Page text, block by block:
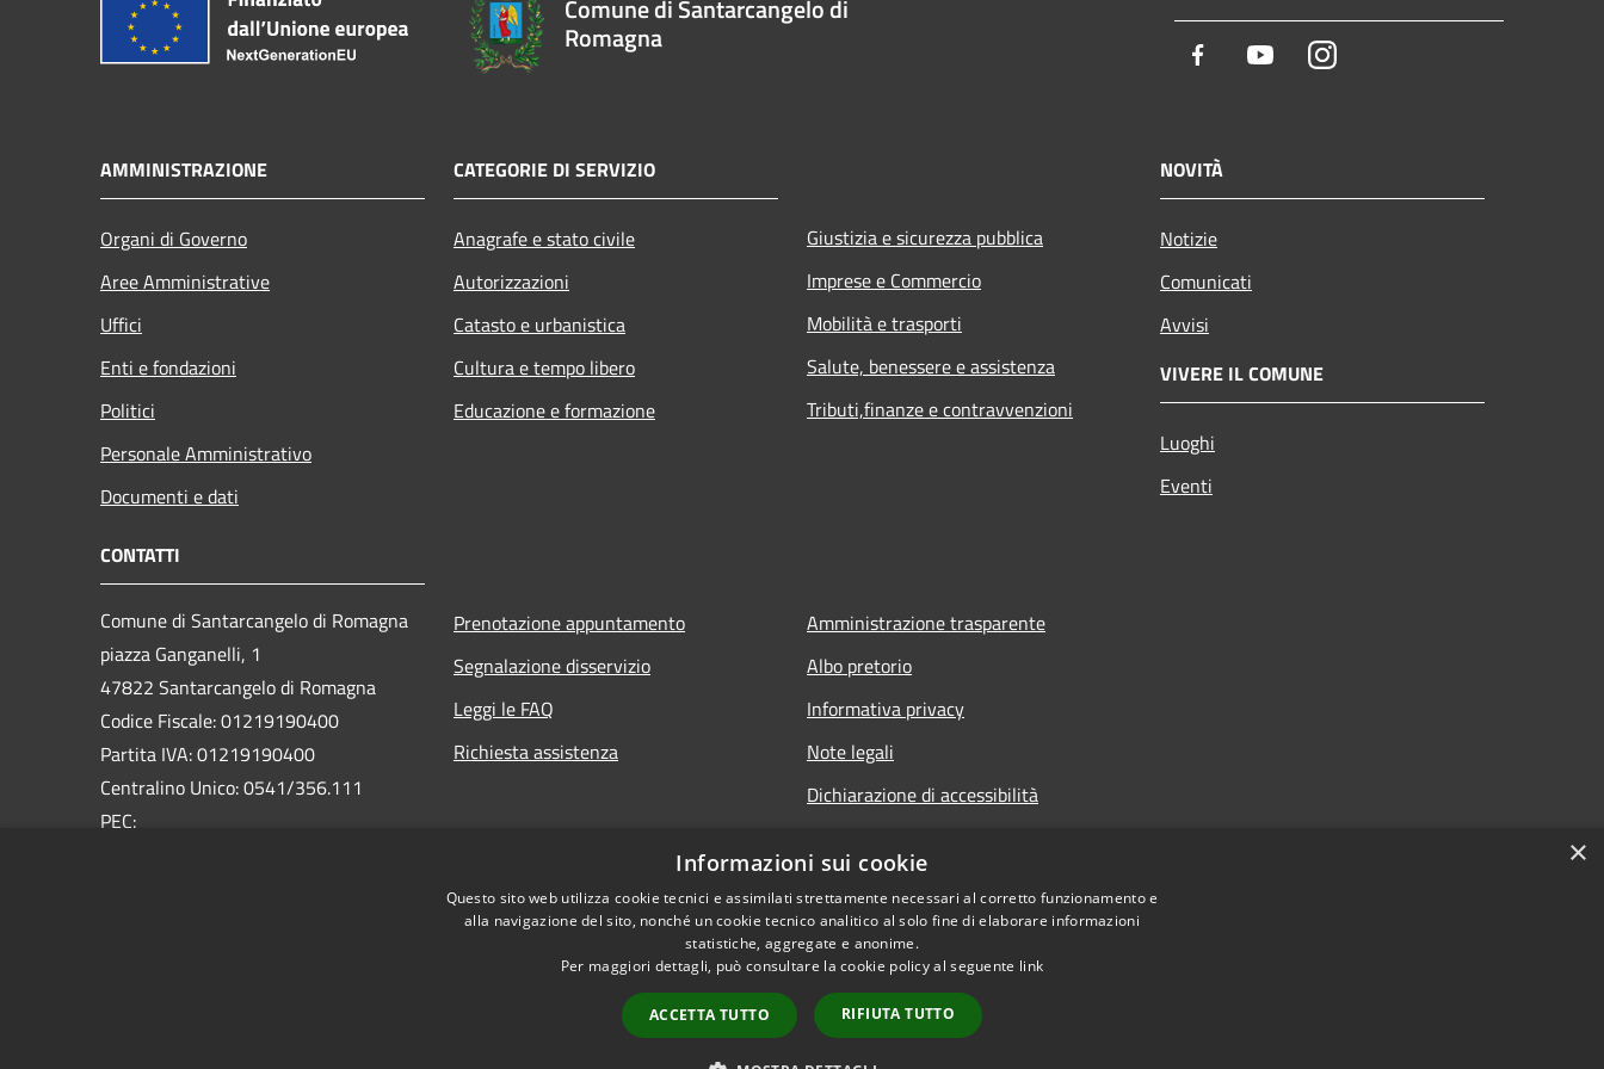
Comune di Santarcangelo di
Romagna Facebook YoutubeInstagram
AMMINISTRAZIONE
Organi di Governo
Aree Amministrative
Uffici
Enti e fondazioni
Politici
Personale Amministrativo
Documenti e dati
CATEGORIE DI SERVIZIO
Anagrafe e stato civile
Autorizzazioni
Catasto e urbanistica
Cultura e tempo libero
Educazione e formazione
Giustizia e sicurezza pubblica
Imprese e Commercio
Mobilità e trasporti
Salute, benessere e assistenza
Tributi,finanze e contravvenzioni
NOVITÀ
Notizie
Comunicati
Avvisi
VIVERE IL COMUNE
Luoghi
Eventi
CONTATTI
Comune di Santarcangelo di Romagna
piazza Ganganelli, 1
47822 Santarcangelo di Romagna
Codice Fiscale: 01219190400
Partita IVA: 01219190400
Centralino Unico: 0541/356.111
PEC:
Prenotazione appuntamento
Segnalazione disservizio
Leggi le FAQ
Richiesta assistenza
Amministrazione trasparente
Albo pretorio
Informativa privacy
Note legali
Dichiarazione di accessibilità
FAQ
Copyright © 2026 • Comune di Santarcangelo di Romagna • Powered by
×
Informazioni sui cookie
Questo sito web utilizza cookie tecnici e assimilati strettamente necessari al corretto funzionamento e
alla navigazione del sito, nonché un cookie tecnico analitico al solo fine di elaborare informazioni
statistiche, aggregate e anonime.
Per maggiori dettagli, può consultare la cookie policy al seguente link
ACCETTA TUTTO RIFIUTA TUTTO